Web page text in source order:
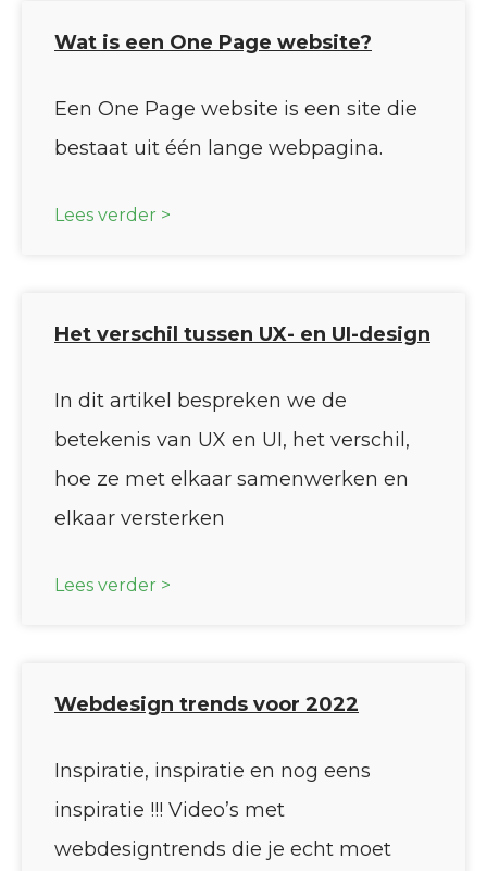
Wat is een One Page website?
Een One Page website is een site die
bestaat uit één lange webpagina.
Lees verder >
Het verschil tussen UX- en UI-design
In dit artikel bespreken we de
betekenis van UX en UI, het verschil,
hoe ze met elkaar samenwerken en
elkaar versterken
Lees verder >
Webdesign trends voor 2022
Inspiratie, inspiratie en nog eens
inspiratie !!! Video’s met
webdesigntrends die je echt moet